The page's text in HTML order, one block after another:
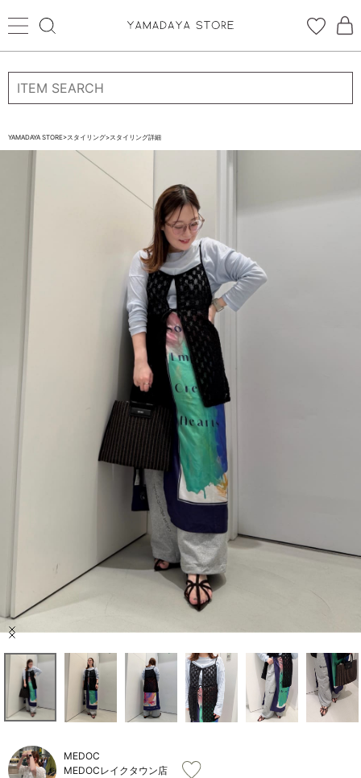
ログイン 新規会員登録
お気に入り
STORE BRAND・LABELから探す
ブランド一覧
店舗検索
ご利用ガイド/ヘルプ
YAMADAYA STORE>スタイリング>スタイリング詳細
Item
MEDOC
MEDOCレイクタウン店